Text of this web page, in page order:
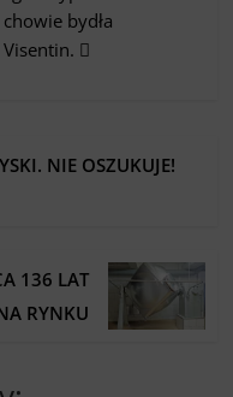
bydła

NIE OSZUKUJE!
136 LAT
RYNKU